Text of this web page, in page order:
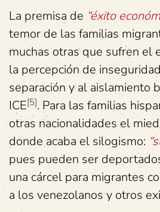
La premisa de “éxito
temor de las familias
muchas otras que sufren el
la percepción de
separación y al aislamiento
ICE[5]. Para las familias
otras nacionalidades el
donde acaba el silogismo:
pues pueden ser
una cárcel para migrantes
a los venezolanos y otros